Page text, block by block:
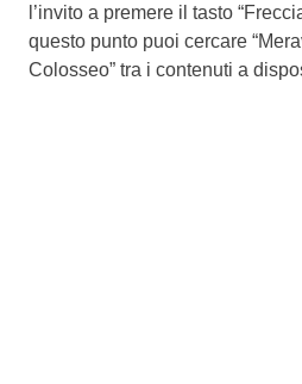
l’invito a premere il tasto
questo punto puoi cercare
Colosseo” tra i contenuti a